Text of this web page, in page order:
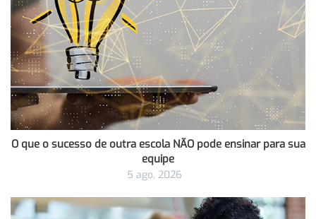
O que o sucesso de outra escola NÃO pode ensinar para sua
equipe
5 ago, 2026